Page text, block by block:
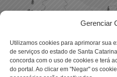
Gerenciar
Utilizamos cookies para aprimorar sua
de serviços do estado de Santa
concorda com o uso de cookies e terá
do portal. Ao clicar em "Negar" os